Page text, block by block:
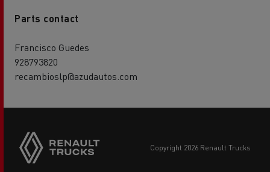
Parts contact
Francisco Guedes
928793820
recambioslp@azudautos.com
copyright 2026 Renault Trucks